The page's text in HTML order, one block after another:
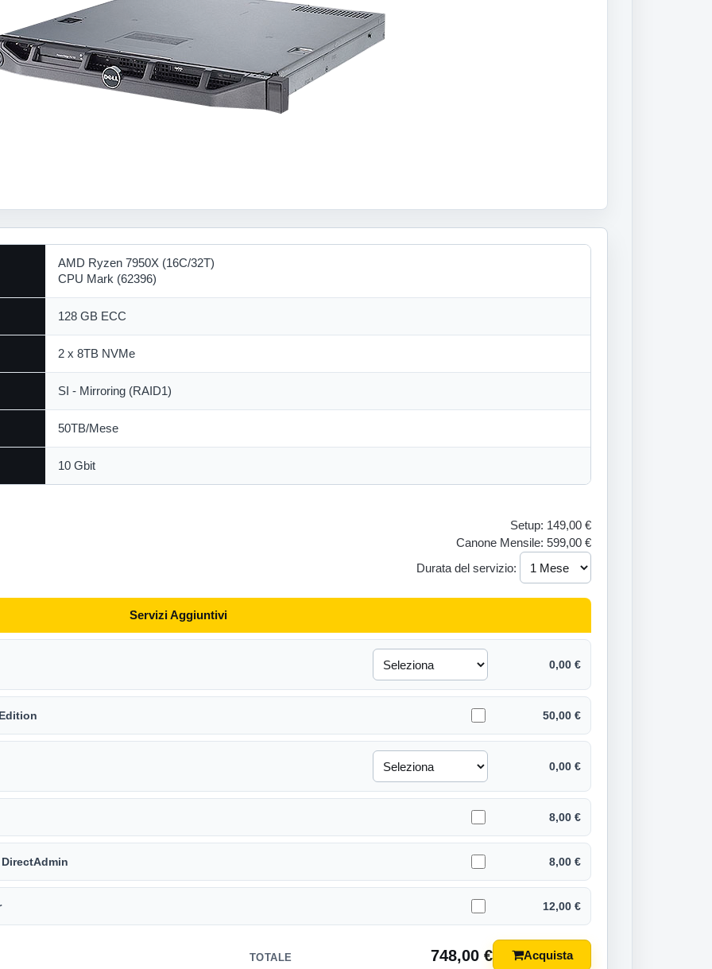
AMD Ryzen 7950X (16C/32T)
CPU Mark (62396)
128 GB ECC
2 x 8TB NVMe
SI - Mirroring (RAID1)
50TB/Mese
10 Gbit
Setup: 149,00 €
Canone Mensile: 599,00 €
Durata del servizio:
Servizi Aggiuntivi
0,00 €
50,00 €
0,00 €
8,00 €
8,00 €
12,00 €
TOTALE 748,00 € Acquista